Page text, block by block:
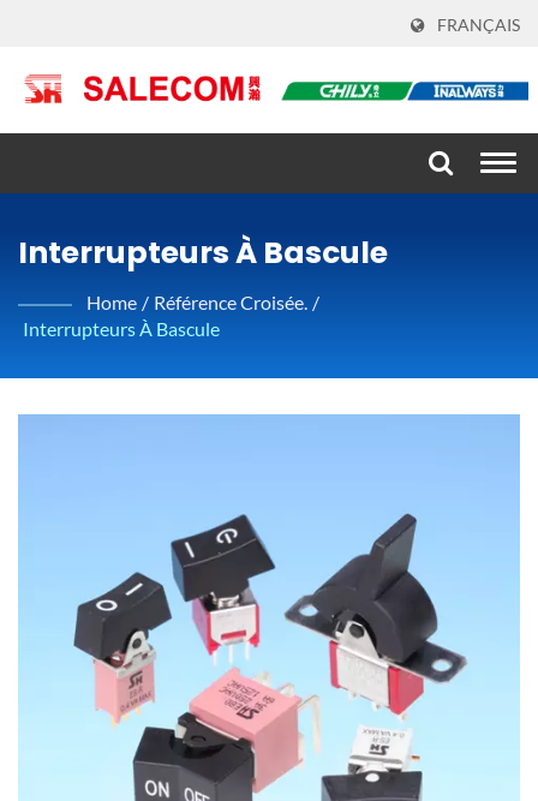
FRANÇAIS
Interrupteurs À Bascule
Home / Référence Croisée. /
Interrupteurs À Bascule